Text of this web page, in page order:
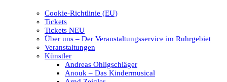
Cookie-Richtlinie (EU)
Tickets
Tickets NEU
Über uns – Der Veranstaltungsservice im Ruhrgebiet
Veranstaltungen
Künstler
Andreas Ohligschläger
Anouk – Das Kindermusical